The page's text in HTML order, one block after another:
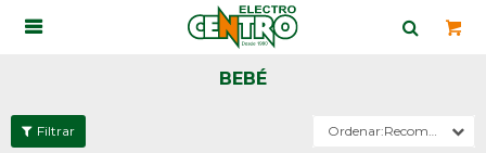

BEBÉ
Recomendados